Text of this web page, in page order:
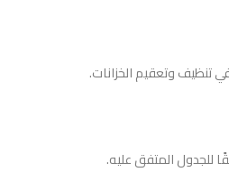
وتعقيم الخزانات.
للجدول المتفق عليه.